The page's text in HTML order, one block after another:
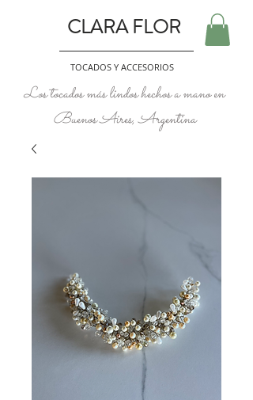
CLARA FLOR
TOCADOS Y ACCESORIOS
Los tocados más lindos hechos a mano en
Buenos Aires, Argentina